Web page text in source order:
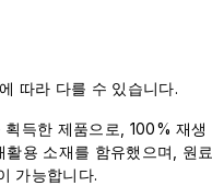
따라 다를 수 있습니다.
득한 제품으로, 100% 재생
용 소재를 함유했으며, 원
가능합니다.